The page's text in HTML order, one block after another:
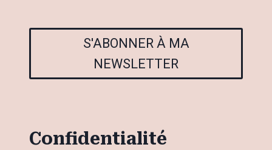
S'ABONNER À MA
NEWSLETTER
Confidentialité